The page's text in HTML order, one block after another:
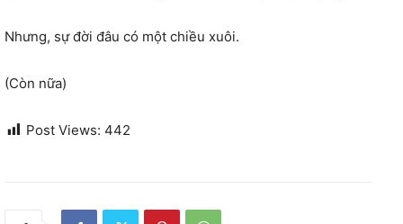
Nhưng, sự đời đâu có một chiều xuôi.
(Còn nữa)
Post Views: 442